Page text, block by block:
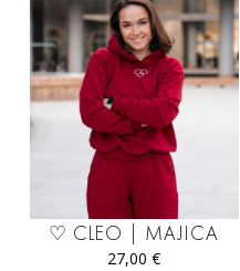
♡ CLEO | MAJICA
27,00€